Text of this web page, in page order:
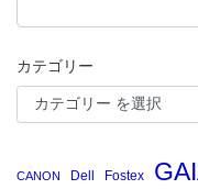
カテゴリー
CANON Dell Fostex